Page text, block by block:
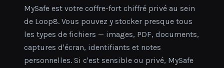
MySafe est votre coffre-fort chiffré privé au sein
de Loop8. Vous pouvez y stocker presque tous
les types de fichiers — images, PDF, documents,
captures d'écran, identifiants et notes
personnelles. Si c'est sensible ou privé, MySafe